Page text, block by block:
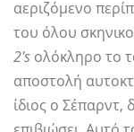
αεριζόμενο
του όλου
2's ολόκληρο το
αποστολή
ίδιος ο Σέπαρντ,